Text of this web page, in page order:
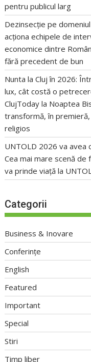
pentru publicul larg
Dezinsecție pe
acționa echipele de
economice dintre
fără precedent de bun
Nunta la Cluj în 2026:
lux, cât costă o
ClujToday la Noaptea
transformă, în
religios
UNTOLD 2026 va avea
Cea mai mare scenă
va prinde viață la
Categorii
Business & Inovare
Conferințe
English
Featured
Important
Special
Stiri
Timp liber